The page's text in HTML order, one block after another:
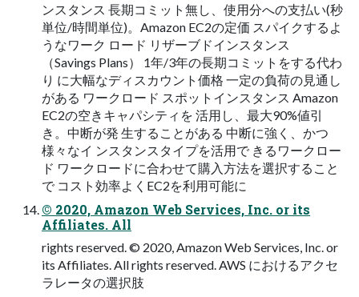
ンスタンス 長期コミット無し、使用分への支払い(秒
単位/時間単位)。Amazon EC2の定価 スパイクするよ
うなワーク ロード リザーブドインスタンス
（Savings Plans） 1年/3年の長期コミットをする代わ
り に大幅なディスカウント価格 一定の負荷の見通し
がある ワークロード スポットインスタンス Amazon
EC2の空きキャパシティを 活用し、最大90%値引
き。中断が発 生することがある 中断に強く、かつ
様々なイ ンスタンスタイプを活用で きるワークロー
ド ワークロードに合わせて購入方法を選択すること
で コスト効率よくEC2を利用可能に
© 2020, Amazon Web Services, Inc. or its
Affiliates. All
rights reserved. © 2020, Amazon Web Services, Inc. or
its Affiliates. All rights reserved. AWS におけるアクセ
ラレータの選択肢